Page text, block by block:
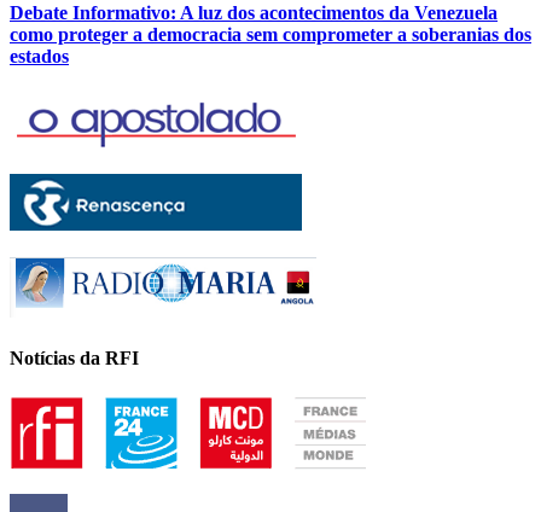
Debate Informativo: A luz dos acontecimentos da Venezuela
como proteger a democracia sem comprometer a soberanias dos
estados
Notícias da RFI